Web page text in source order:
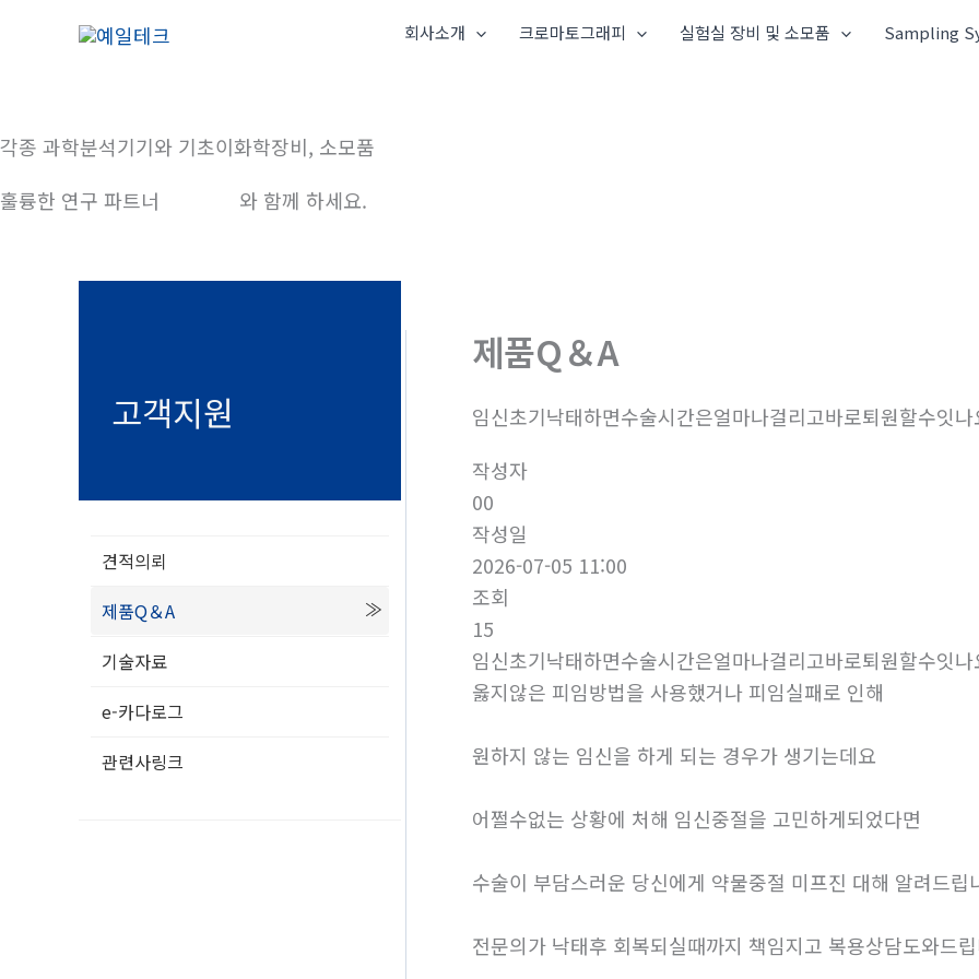
건
뛰
회사소개 크로마토그래피 실험실 장비 및 소모품 Sampling
각종 과학분석기기와 기초이화학장비, 소모품
훌륭한 연구 파트너
와 함께 하세요.
고객지원
견적의뢰
제품Q＆A
기술자료
e-카다로그
관련사링크
제품Q＆A
임신초기낙태하면수술시간은얼마나걸리고바로퇴원할수잇
작성자
00
작성일
2026-07-05 11:00
조회
15
임신초기낙태하면수술시간은얼마나걸리고바로퇴원할수잇
옳지않은 피임방법을 사용했거나 피임실패로 인해
원하지 않는 임신을 하게 되는 경우가 생기는데요
어쩔수없는 상황에 처해 임신중절을 고민하게되었다면
수술이 부담스러운 당신에게 약물중절 미프진 대해 알려드립
전문의가 낙태후 회복되실때까지 책임지고 복용상담도와드